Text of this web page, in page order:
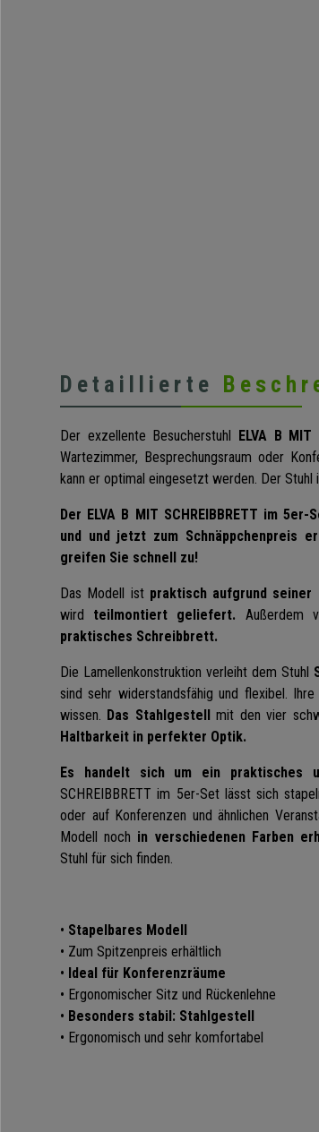
Detaillierte
Der exzellente Besucherstuhl ELVA B MIT
Wartezimmer, Besprechungsraum oder
kann er optimal eingesetzt werden. Der
Der ELVA B MIT SCHREIBBRETT im
und und jetzt zum Schnäppchenpreis
greifen Sie schnell zu!
Das Modell istpraktisch aufgrund seiner
wird teilmontiert geliefert. Außerdem
praktisches Schreibbrett.
Die Lamellenkonstruktion verleiht dem Stuhl
sind sehr widerstandsfähig und flexibel.
wissen. Das Stahlgestellmit den vier
Haltbarkeit in perfekter Optik.
Es handelt sich um ein praktisches
SCHREIBBRETT im 5er-Set lässt sich
oder auf Konferenzen und ähnlichen
Modell noch in verschiedenen Farben
Stuhl für sich finden.
• Stapelbares Modell
• Zum Spitzenpreis erhältlich
• Ideal für Konferenzräume
• Ergonomischer Sitz und Rückenlehne
• Besonders stabil: Stahlgestell
• Ergonomisch und sehr komfortabel